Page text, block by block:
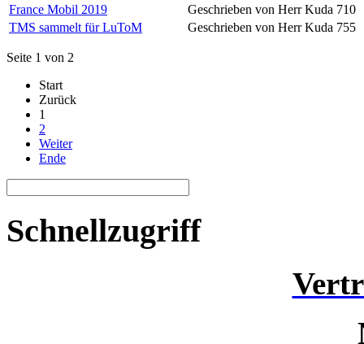
France Mobil 2019
Geschrieben von Herr Kuda 710
TMS sammelt für LuToM
Geschrieben von Herr Kuda 755
Seite 1 von 2
Start
Zurück
1
2
Weiter
Ende
Schnellzugriff